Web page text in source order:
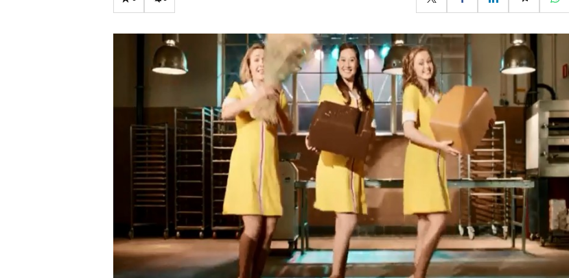
Influencer marketing
Interne communicatie
Martech
Reputatie & crisis